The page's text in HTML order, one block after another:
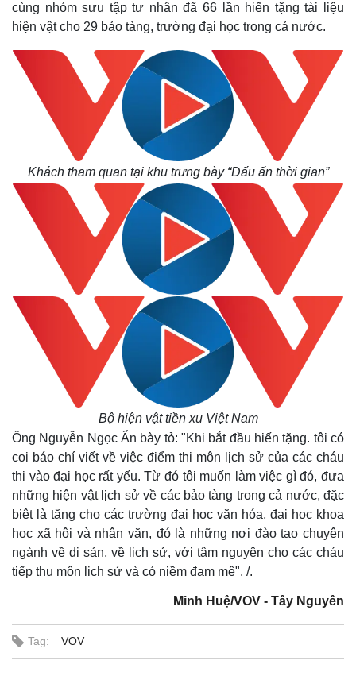
Quan sát
Cuộc sống đó đây
Hồ sơ
Multimedia
Video
Ảnh
E-Magazine
Infographic
cùng nhóm sưu tập tư nhân đã 66 lần hiến tặng tài liệu
hiện vật cho 29 bảo tàng, trường đại học trong cả nước.
Khách tham quan tại khu trưng bày “Dấu ấn thời gian”
Bộ hiện vật tiền xu Việt Nam
Ông Nguyễn Ngọc Ẩn bày tỏ: "Khi bắt đầu hiến tặng. tôi có
coi báo chí viết về việc điểm thi môn lịch sử của các cháu
thi vào đại học rất yếu. Từ đó tôi muốn làm việc gì đó, đưa
những hiện vật lịch sử về các bảo tàng trong cả nước, đặc
biệt là tặng cho các trường đại học văn hóa, đại học khoa
học xã hội và nhân văn, đó là những nơi đào tạo chuyên
ngành về di sản, về lịch sử, với tâm nguyện cho các cháu
tiếp thu môn lịch sử và có niềm đam mê". /.
Minh Huệ/VOV - Tây Nguyên
Tag: VOV